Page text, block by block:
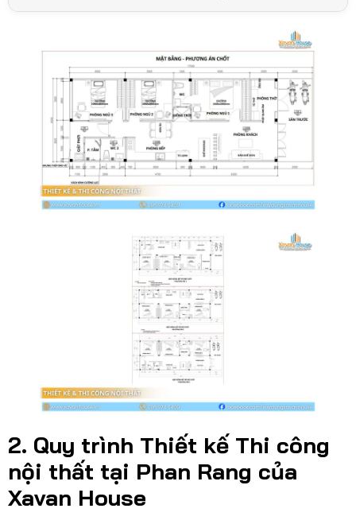
2. Quy trình Thiết kế Thi công
nội thất tại Phan Rang của
Xavan House